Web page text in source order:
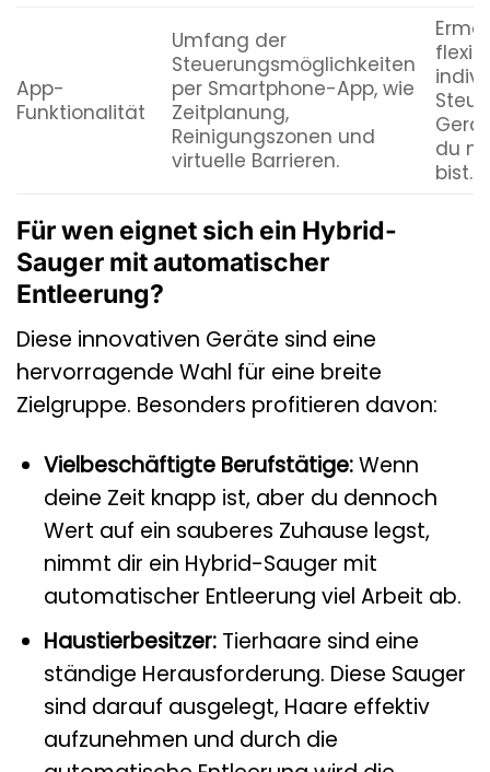
App-
Funktionalität
Umfang der
Steuerungsmöglichkeiten
per Smartphone-App, wie
Zeitplanung,
Reinigungszonen und
virtuelle Barrieren.
du
bist.
Für wen eignet sich ein Hybrid-
Sauger mit automatischer
Entleerung?
Diese innovativen Geräte sind eine
hervorragende Wahl für eine breite
Zielgruppe. Besonders profitieren davon:
Vielbeschäftigte Berufstätige:Wenn
deine Zeit knapp ist, aber du dennoch
Wert auf ein sauberes Zuhause legst,
nimmt dir ein Hybrid-Sauger mit
automatischer Entleerung viel Arbeit ab.
Haustierbesitzer:Tierhaare sind eine
ständige Herausforderung. Diese Sauger
sind darauf ausgelegt, Haare effektiv
aufzunehmen und durch die